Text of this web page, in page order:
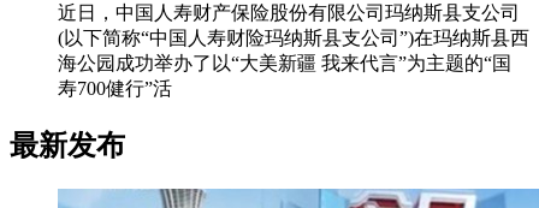
近日，中国人寿财产保险股份有限公司玛纳斯县支公司
(以下简称“中国人寿财险玛纳斯县支公司”)在玛纳斯县西
海公园成功举办了以“大美新疆 我来代言”为主题的“国
寿700健行”活
最新发布